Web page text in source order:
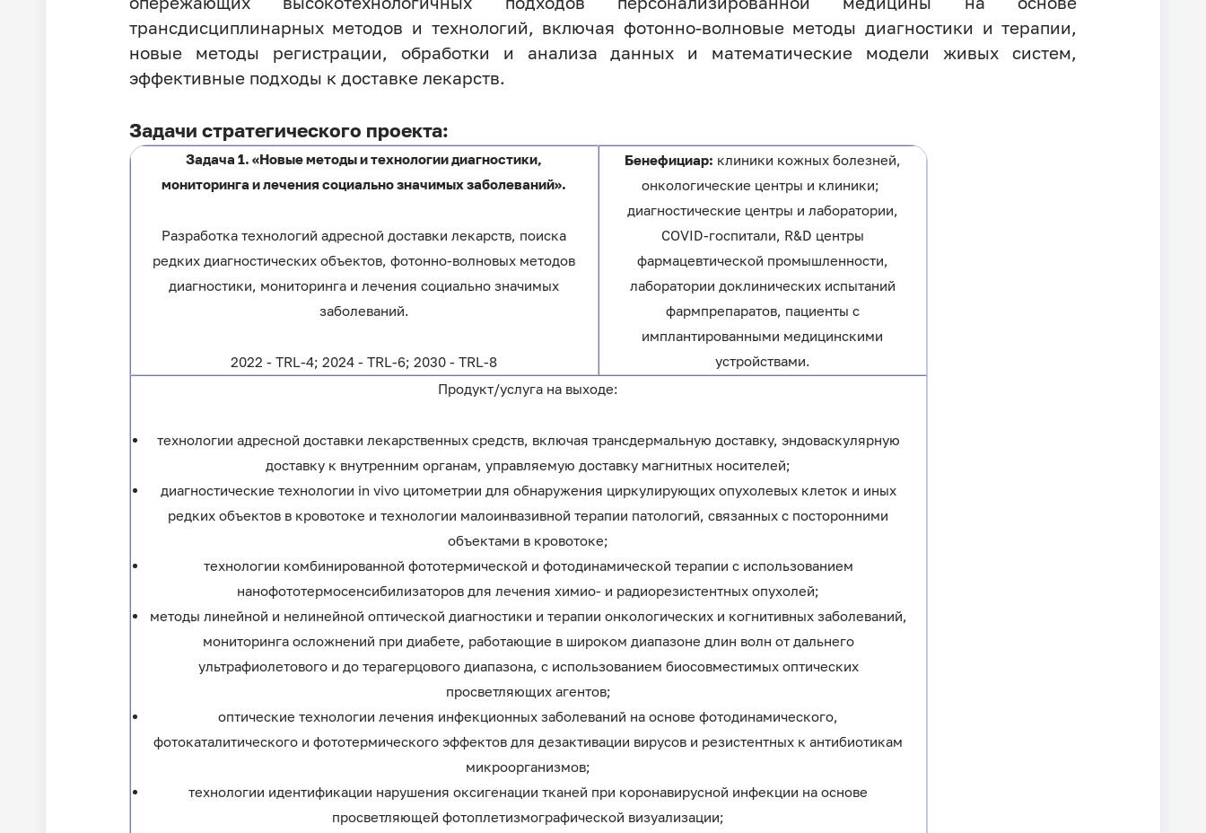
трансдисциплинарных методов и технологий, включая фотонно-волновые методы диагностики и терапии,
новые методы регистрации, обработки и анализа данных и математические модели живых систем,
эффективные подходы к доставке лекарств.
Задачи стратегического проекта:
Задача 1. «Новые методы и технологии диагностики,
мониторинга и лечения социально значимых заболеваний».
Разработка технологий адресной доставки лекарств, поиска
редких диагностических объектов, фотонно-волновых методов
диагностики, мониторинга и лечения социально значимых
заболеваний.
2022 - TRL-4; 2024 - TRL-6; 2030 - TRL-8
Бенефициар: клиники кожных болезней,
онкологические центры и клиники;
диагностические центры и лаборатории,
COVID-госпитали, R&D центры
фармацевтической промышленности,
лаборатории доклинических испытаний
фармпрепаратов, пациенты с
имплантированными медицинскими
устройствами.
Продукт/услуга на выходе:
технологии адресной доставки лекарственных средств, включая трансдермальную доставку, эндоваскулярную
доставку к внутренним органам, управляемую доставку магнитных носителей;
диагностические технологии in vivo цитометрии для обнаружения циркулирующих опухолевых клеток и иных
редких объектов в кровотоке и технологии малоинвазивной терапии патологий, связанных с посторонними
объектами в кровотоке;
технологии комбинированной фототермической и фотодинамической терапии с использованием
нанофототермосенсибилизаторов для лечения химио- и радиорезистентных опухолей;
методы линейной и нелинейной оптической диагностики и терапии онкологических и когнитивных заболеваний,
мониторинга осложнений при диабете, работающие в широком диапазоне длин волн от дальнего
ультрафиолетового и до терагерцового диапазона, с использованием биосовместимых оптических
просветляющих агентов;
оптические технологии лечения инфекционных заболеваний на основе фотодинамического,
фотокаталитического и фототермического эффектов для дезактивации вирусов и резистентных к антибиотикам
микроорганизмов;
технологии идентификации нарушения оксигенации тканей при коронавирусной инфекции на основе
просветляющей фотоплетизмографической визуализации;